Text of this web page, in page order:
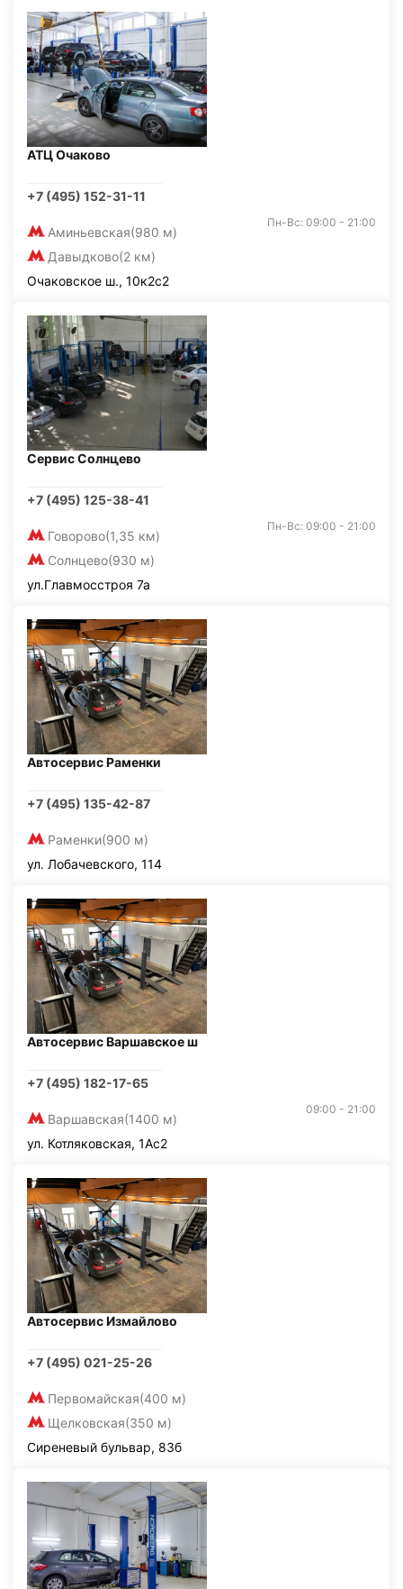
АТЦ Очаково
+7 (495) 152-31-11
Аминьевская(980 м)
Давыдково(2 км)
Пн-Вс: 09:00 - 21:00
Очаковское ш., 10к2с2
Сервис Солнцево
+7 (495) 125-38-41
Говорово(1,35 км)
Солнцево(930 м)
Пн-Вс: 09:00 - 21:00
ул.Главмосстроя 7а
Автосервис Раменки
+7 (495) 135-42-87
Раменки(900 м)
ул. Лобачевского, 114
Автосервис Варшавское ш
+7 (495) 182-17-65
Варшавская(1400 м)
09:00 - 21:00
ул. Котляковская, 1Ас2
Автосервис Измайлово
+7 (495) 021-25-26
Первомайская(400 м)
Щелковская(350 м)
Сиреневый бульвар, 83б